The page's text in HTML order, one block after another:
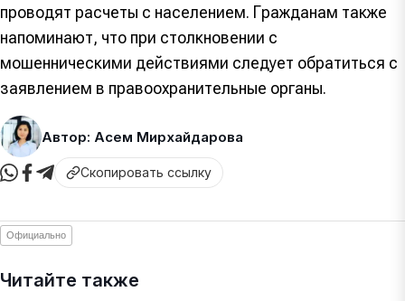
проводят расчеты с населением. Гражданам также
напоминают, что при столкновении с
мошенническими действиями следует обратиться с
заявлением в правоохранительные органы.
Автор: Асем Мирхайдарова
Скопировать ссылку
Официально
Читайте также